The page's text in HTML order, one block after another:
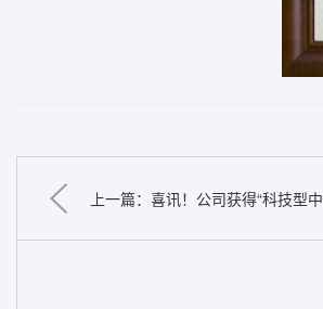
上一篇：喜讯！公司获得“科技型